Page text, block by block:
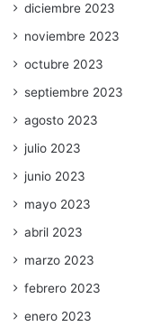
diciembre 2023
noviembre 2023
octubre 2023
septiembre 2023
agosto 2023
julio 2023
junio 2023
mayo 2023
abril 2023
marzo 2023
febrero 2023
enero 2023